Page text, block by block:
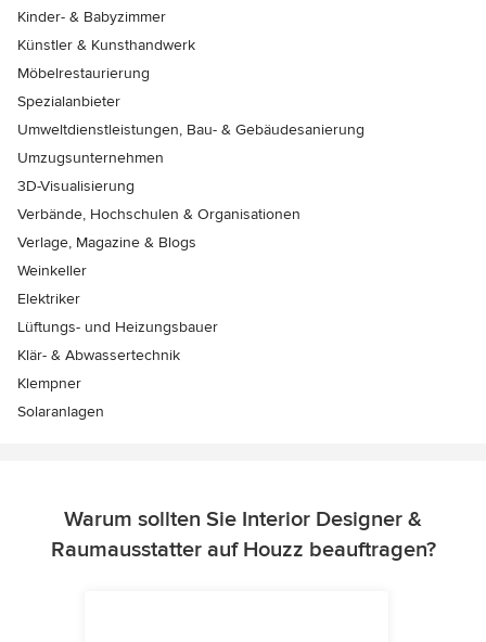
Kinder- & Babyzimmer
Künstler & Kunsthandwerk
Möbelrestaurierung
Spezialanbieter
Umweltdienstleistungen, Bau- & Gebäudesanierung
Umzugsunternehmen
3D-Visualisierung
Verbände, Hochschulen & Organisationen
Verlage, Magazine & Blogs
Weinkeller
Elektriker
Lüftungs- und Heizungsbauer
Klär- & Abwassertechnik
Klempner
Solaranlagen
Warum sollten Sie Interior Designer &
Raumausstatter auf Houzz beauftragen?